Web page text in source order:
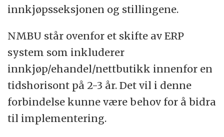
innkjøpsseksjonen og stillingene.
NMBU står ovenfor et skifte av ERP
system som inkluderer
innkjøp/ehandel/nettbutikk innenfor en
tidshorisont på 2-3 år. Det vil i denne
forbindelse kunne være behov for å bidra
til implementering.